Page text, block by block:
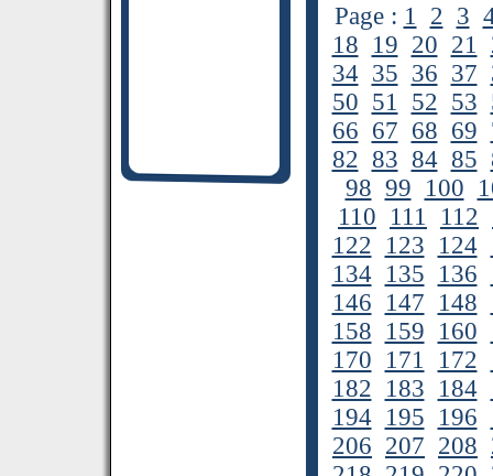
Page : 1 2 3
18 19 20 21
34 35 36 37
50 51 52 53
66 67 68 69
82 83 84 85
98 99 100
110 111 112
122 123 124
134 135 136
146 147 148
158 159 160
170 171 172
182 183 184
194 195 196
206 207 208